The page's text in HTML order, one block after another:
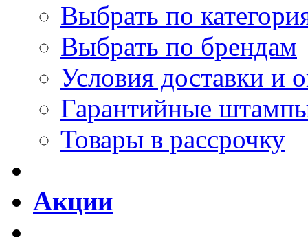
Выбрать по
Выбрать по брендам
Условия доставки и
Гарантийные
Товары в рассрочку
Акции